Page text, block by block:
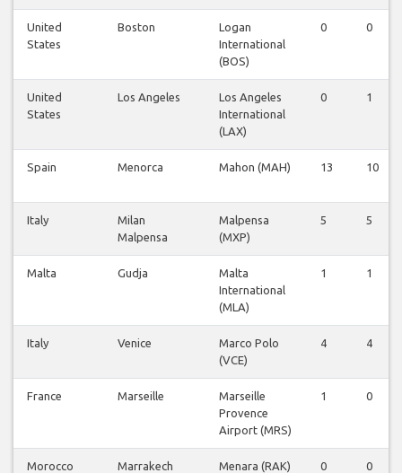
United
States
Boston
Logan
International
(BOS)
0 0
United
States
Los Angeles
Los Angeles
International
(LAX)
0 1
Spain Menorca Mahon (MAH) 13 10
Italy
Milan
Malpensa
Malpensa
(MXP)
5 5
Malta Gudja
Malta
International
(MLA)
1 1
Italy Venice
Marco Polo
(VCE)
4 4
France Marseille
Marseille
Provence
Airport (MRS)
1 0
Morocco Marrakech Menara (RAK) 0 0